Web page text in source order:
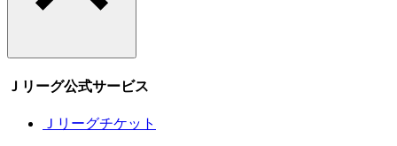
Ｊリーグ公式サービス
Ｊリーグチケット